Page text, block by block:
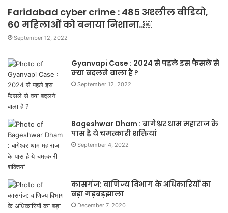
Faridabad cyber crime : 485 अश्लील वीडियो,
60 महिलाओं को बनाया निशाना..￼
September 12, 2022
Gyanvapi Case : 2024 से पहले इस फैसले से
क्या बदलने वाला है ?
September 12, 2022
Bageshwar Dham : बागेश्वर धाम महाराज के
पास है ये चमत्कारी शक्तियां
September 4, 2022
कासगंज: वाणिज्य विभाग के अधिकारियों का
बड़ा गड़बड़झाला
December 7, 2020